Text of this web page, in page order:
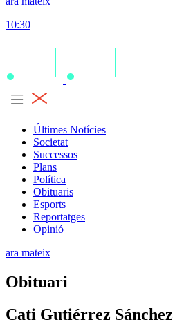
10:30
Últimes Notícies
Societat
Successos
Plans
Política
Obituaris
Esports
Reportatges
Opinió
ara mateix
Obituari
Cati Gutiérrez Sánchez